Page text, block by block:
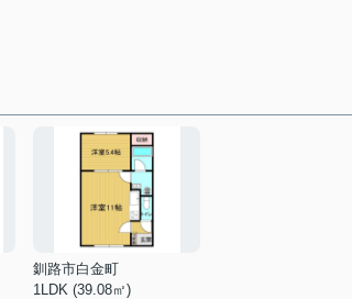
釧路市白金町
1LDK (39.08㎡)